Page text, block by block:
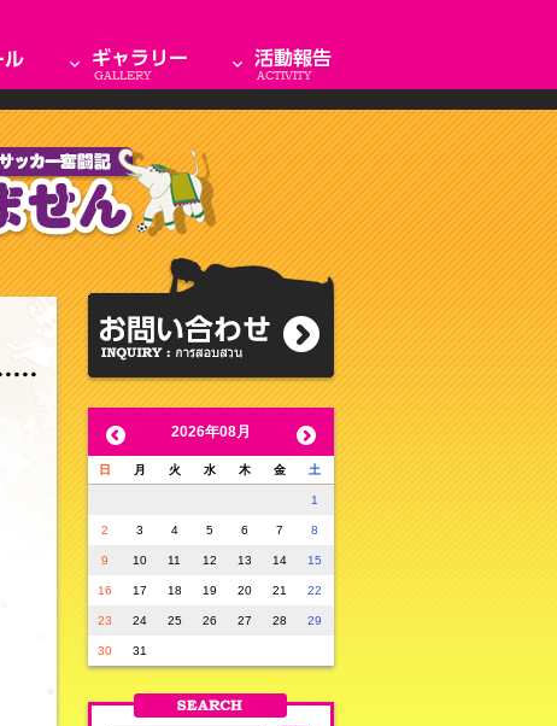
2026年08月
日 月 火 水 木 金 土
1
2 3 4 5 6 7 8
9 10 11 12 13 14 15
16 17 18 19 20 21 22
23 24 25 26 27 28 29
30 31